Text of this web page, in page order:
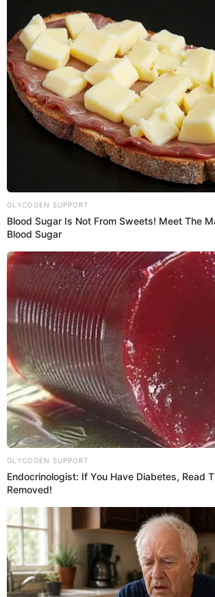
Por otra parte, contó una anécdota con el
selección. “(Ricardo) Gareca decía eso,
los chalecos porque decía que tenía que
kilómetros por partido. Estoy seguro que
no los recorría, pero la descocía”.
Finalmente, Manco aseguró que uno de
deseos en el fútbol es vestirse de
chimpunes en Matute. ”Me gustaría
Lima, sí, es lo que yo sueño”, añadió.
PUEDES VER:
Reimond Manco y lo que le
se arrepiente?
Reimond Manco y su
por PSV Eindhoven
Si bien es cierto que la carrera de